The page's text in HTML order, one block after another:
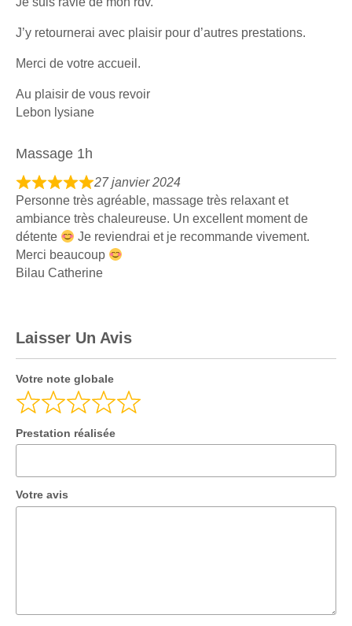
o
5
a
t
d
,
0
u
t
o
f
5
J’y retournerai avec plaisir pour d’autres prestations.
Merci de votre accueil.
Au plaisir de vous revoir
Lebon lysiane
Massage 1h
R
a
t
e
d
5
o
o
f
27 janvier 2024
Personne très agréable, massage très relaxant et
ambiance très chaleureuse. Un excellent moment de
détente
Je reviendrai et je recommande vivement.
Merci beaucoup
Bilau Catherine
Laisser Un Avis
Votre note globale
Prestation réalisée
Votre avis